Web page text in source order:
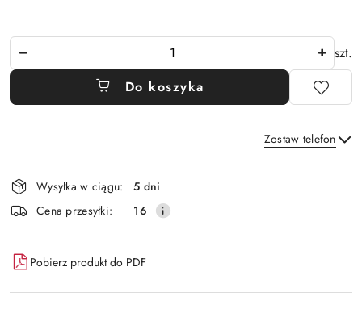
szt.
Do koszyka
Zostaw telefon
Wyślij
Dostępność
i
dostawa
Wysyłka w ciągu:
5 dni
Cena przesyłki:
16
Pobierz produkt do PDF